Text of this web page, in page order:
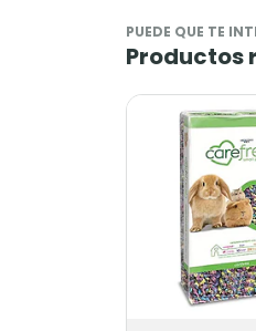
PUEDE QUE TE
Productos